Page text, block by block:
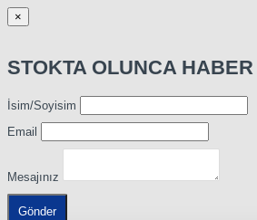
×
STOKTA OLUNCA
İsim/Soyisim
Email
Mesajınız
Gönder